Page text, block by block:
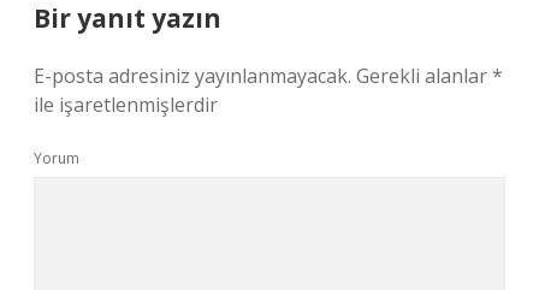
Bir yanıt yazın
E-posta adresiniz yayınlanmayacak. Gerekli alanlar*
ile işaretlenmişlerdir
Yorum